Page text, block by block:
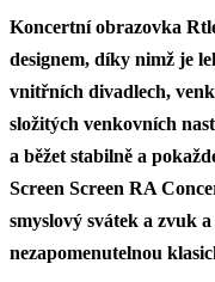
Koncertní obrazovka
designem, díky nimž je
vnitřních divadlech,
složitých venkovních
a běžet stabilně a
Screen Screen RA
smyslový svátek a zvuk
nezapomenutelnou